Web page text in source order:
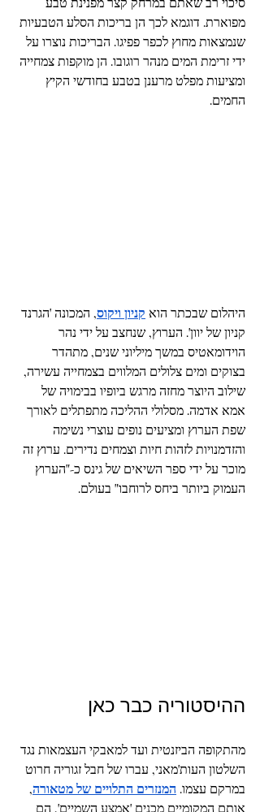
סיכוי רב שאתם במרחק קצר מפנינת טבע
מפוארת. דוגמא לכך הן בריכות הסלע הטבעיות
שנמצאות מחוץ לכפר פפיגו. הבריכות נוצרו על
ידי זרימת המים מנהר רוגובו. הן מוקפות צמחייה
ומציעות מפלט מרענן בטבע בחודשי הקיץ
החמים.
היהלום שבכתר הוא קניון ויקוס, המכונה 'הגרנד
קניון של יוון'. הערוץ, שנחצב על ידי נהר
הוידומאטיס במשך מיליוני שנים, מתהדר
בצוקים ומים צלולים המלווים בצמחייה עשירה,
שילוב היוצר מחזה מרגש ביופיו בבימויה של
אמא אדמה. מסלולי ההליכה מתפתלים לאורך
שפת הערוץ ומציעים נופים עוצרי נשימה
והזדמנויות לזהות חיות וצמחים נדירים. ערוץ זה
מוכר על ידי ספר השיאים של גינס כ-"הערוץ
העמוק ביותר ביחס לרוחבו" בעולם.
ההיסטוריה כבר כאן
מהתקופה הביזנטית ועד למאבקי העצמאות נגד
השלטון העות'מאני, עברו של חבל זגוריה חרוט
במרקם עצמו. המנזרים התלויים של מטאורה,